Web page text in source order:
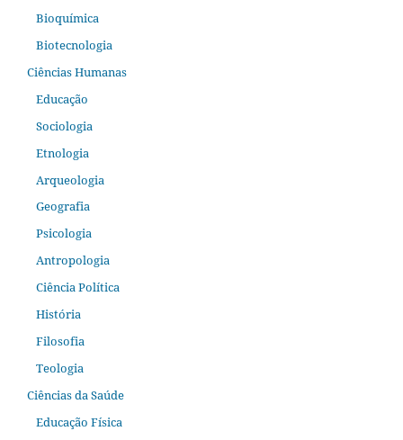
Bioquímica
Biotecnologia
Ciências Humanas
Educação
Sociologia
Etnologia
Arqueologia
Geografia
Psicologia
Antropologia
Ciência Política
História
Filosofia
Teologia
Ciências da Saúde
Educação Física